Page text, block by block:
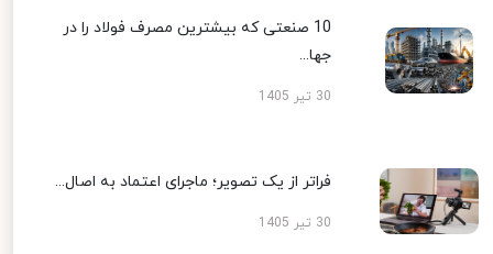
10 صنعتی که بیشترین مصرف فولاد را در
جها...
30 تیر 1405
فراتر از یک تصویر؛ ماجرای اعتماد به اصال...
30 تیر 1405